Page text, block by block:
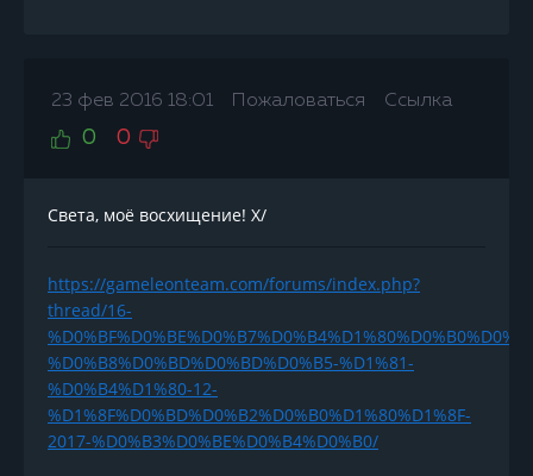
23 фев 2016 18:01 Пожаловаться Ссылка
0 0
Света, моё восхищение! X/
https://gameleonteam.com/forums/index.php?
thread/16-
%D0%B8%D0%BD%D0%BD%D0%B5-%D1%81-
%D0%B4%D1%80-12-
%D1%8F%D0%BD%D0%B2%D0%B0%D1%80%D1%8F-
2017-%D0%B3%D0%BE%D0%B4%D0%B0/